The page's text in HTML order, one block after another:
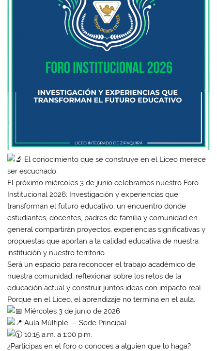
El conocimiento que se construye en el Liceo merece
ser escuchado.
El próximo miércoles 3 de junio celebramos nuestro Foro
Institucional 2026: Investigación y experiencias que
transforman el futuro educativo, un encuentro donde
estudiantes, docentes, padres de familia y comunidad en
general compartirán proyectos, experiencias significativas y
propuestas que aportan a la calidad educativa de nuestra
institución y nuestro territorio.
Será un espacio para reconocer el trabajo académico de
nuestra comunidad, reflexionar sobre los retos de la
educación actual y construir juntos ideas con impacto real.
Porque en el Liceo, el aprendizaje no termina en el aula.
Miércoles 3 de junio de 2026
Aula Múltiple — Sede Principal
10:15 a.m. a 1:00 p.m.
¿Participas en el foro o conoces a alguien que lo haga?